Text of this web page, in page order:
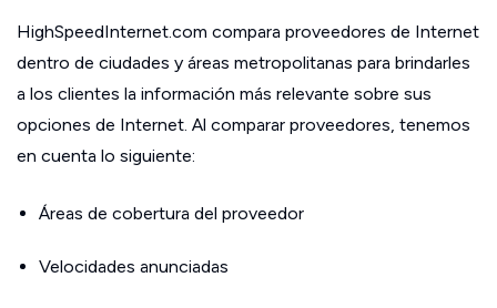
HighSpeedInternet.com compara proveedores de Internet
dentro de ciudades y áreas metropolitanas para brindarles
a los clientes la información más relevante sobre sus
opciones de Internet. Al comparar proveedores, tenemos
en cuenta lo siguiente:
Áreas de cobertura del proveedor
Velocidades anunciadas